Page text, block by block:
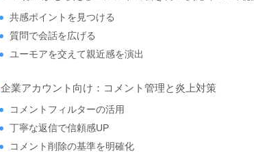
共感ポイントを見つける
質問で会話を広げる
ユーモアを交えて親近感を演出
企業アカウント向け：コメント管理と炎上対策
コメントフィルターの活用
丁寧な返信で信頼感UP
コメント削除の基準を明確化